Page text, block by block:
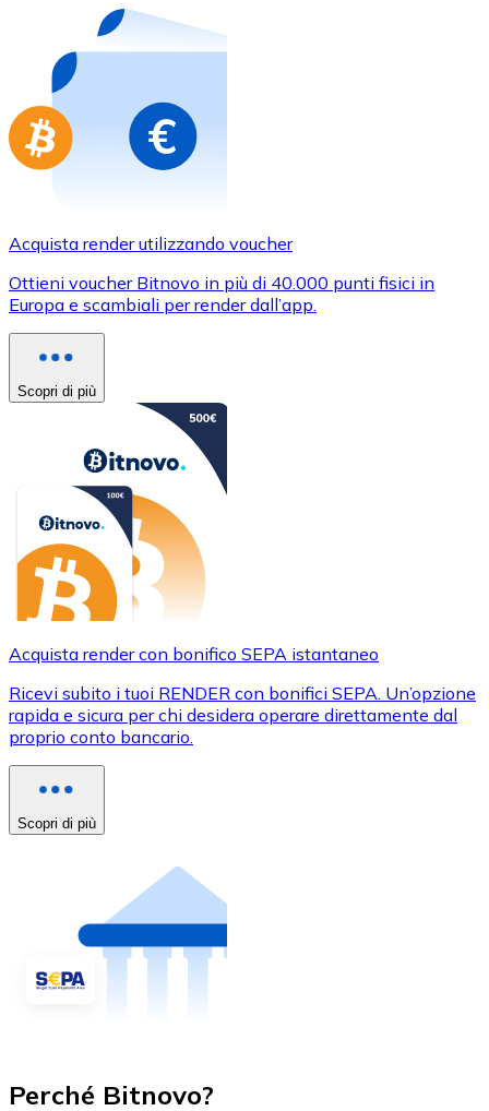
Acquista gift card dei tuoi marchi preferiti con
Vai al negozio di carte regalo
Acquista render utilizzando voucher
Ottieni voucher Bitnovo in più di 40.000 punti fisici in
Europa e scambiali per render dall’app.
Scopri di più
Acquista render con bonifico SEPA istantaneo
Ricevi subito i tuoi RENDER con bonifici SEPA. Un’opzione
rapida e sicura per chi desidera operare direttamente dal
proprio conto bancario.
Scopri di più
Perché Bitnovo?